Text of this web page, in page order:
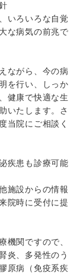
いろいろな自覚
な病気の前兆で
ながら、今の病
を行い、しっか
健康で快適な生
いたします。さ
当院にご相談く
疾患も診療可能
施設からの情報
院時に受付に提
機関ですので、
炎、多発性のう
原病（免疫系疾